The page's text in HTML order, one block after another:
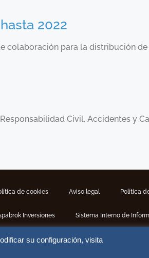
2022
colaboración para la distribución
Civil, Accidentes y
de cookies Aviso legal Política
Inversiones Sistema Interno de
su configuración, visita